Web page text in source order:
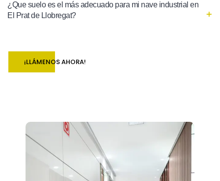
¿Que suelo es el más adecuado para mi nave industrial en
El Prat de Llobregat?
¡LLÁMENOS AHORA!